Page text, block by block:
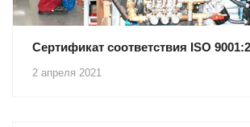
2 апреля 2021
Сертификат соответствия ISO